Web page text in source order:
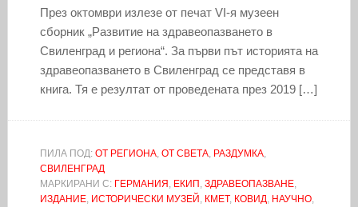
През октомври излезе от печат VI-я музеен
сборник „Развитие на здравеопазването в
Свиленград и региона“. За първи път историята на
здравеопазването в Свиленград се представя в
книга. Тя е резултат от проведената през 2019 […]
ПИЛА ПОД: ОТ РЕГИОНА, ОТ СВЕТА, РАЗДУМКА,
СВИЛЕНГРАД
МАРКИРАНИ С: ГЕРМАНИЯ , ЕКИП , ЗДРАВЕОПАЗВАНЕ,
ИЗДАНИЕ, ИСТОРИЧЕСКИ МУЗЕЙ , КМЕТ, КОВИД, НАУЧНО,